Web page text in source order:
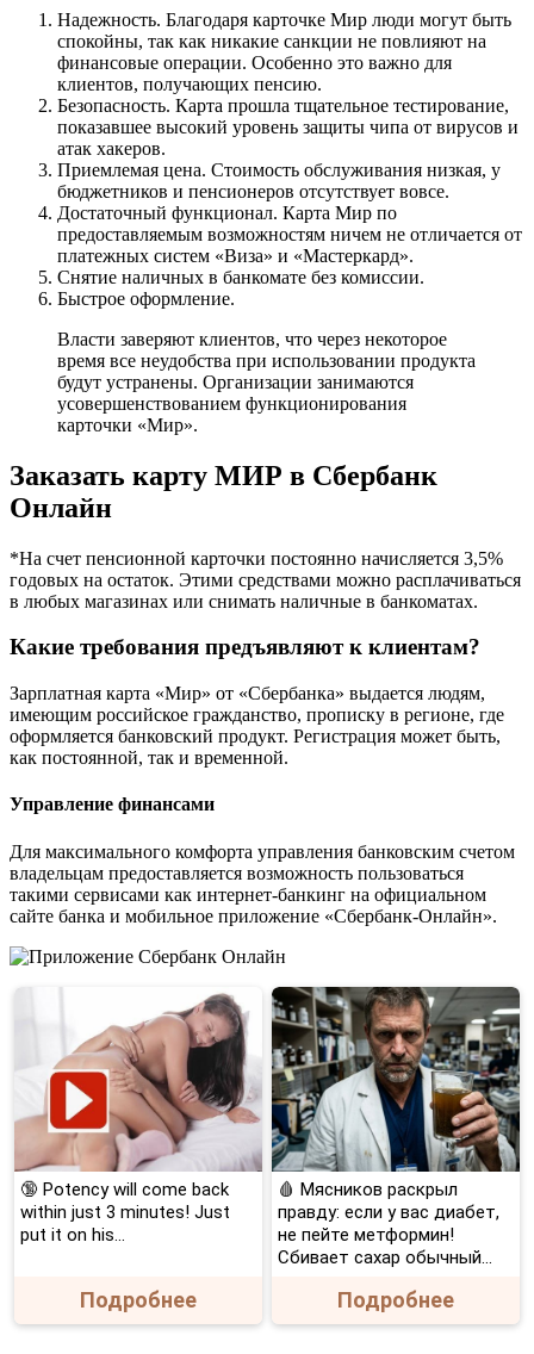
Надежность. Благодаря карточке Мир люди могут быть
спокойны, так как никакие санкции не повлияют на
финансовые операции. Особенно это важно для
клиентов, получающих пенсию.
Безопасность. Карта прошла тщательное тестирование,
показавшее высокий уровень защиты чипа от вирусов и
атак хакеров.
Приемлемая цена. Стоимость обслуживания низкая, у
бюджетников и пенсионеров отсутствует вовсе.
Достаточный функционал. Карта Мир по
предоставляемым возможностям ничем не отличается от
платежных систем «Виза» и «Мастеркард».
Снятие наличных в банкомате без комиссии.
Быстрое оформление.
Власти заверяют клиентов, что через некоторое
время все неудобства при использовании продукта
будут устранены. Организации занимаются
усовершенствованием функционирования
карточки «Мир».
Заказать карту МИР в Сбербанк
Онлайн
*На счет пенсионной карточки постоянно начисляется 3,5%
годовых на остаток. Этими средствами можно расплачиваться
в любых магазинах или снимать наличные в банкоматах.
Какие требования предъявляют к клиентам?
Зарплатная карта «Мир» от «Сбербанка» выдается людям,
имеющим российское гражданство, прописку в регионе, где
оформляется банковский продукт. Регистрация может быть,
как постоянной, так и временной.
Управление финансами
Для максимального комфорта управления банковским счетом
владельцам предоставляется возможность пользоваться
такими сервисами как интернет-банкинг на официальном
сайте банка и мобильное приложение «Сбербанк-Онлайн».
🔞 Potency will come back
within just 3 minutes! Just
put it on his…
Подробнее
🩸 Мясников раскрыл
правду: если у вас диабет,
не пейте метформин!
Сбивает сахар обычный...
Подробнее